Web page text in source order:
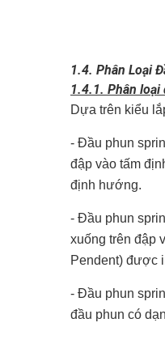
1.4. Phân Loại
1.4.1. Phân
Dựa trên kiểu
- Đầu phun
đập vào tấm
định hướng.
- Đầu phun
xuống trên đập
Pendent) được
- Đầu phun
đầu phun có